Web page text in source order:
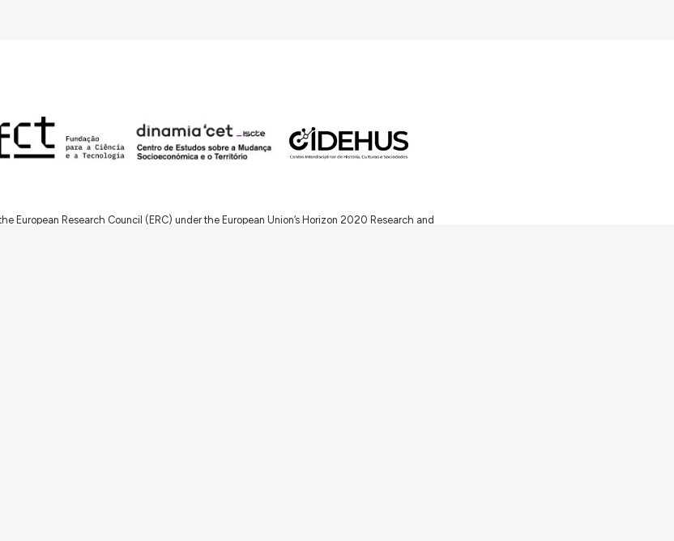
European Research Council (ERC) under the European Union’s Horizon 2020 Research and